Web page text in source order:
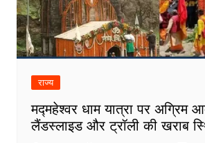
राज्य
मद्महेश्वर धाम यात्रा पर अग्रिम
लैंडस्लाइड और ट्रॉली की खराब